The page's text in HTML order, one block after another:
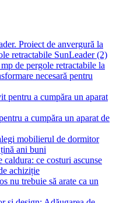
de pergole retractabile la
necesară pentru
a cumpăra un aparat de
mobilierul de dormitor
ani buni
caldura: ce costuri ascunse
achiziție
nu trebuie să arate ca un